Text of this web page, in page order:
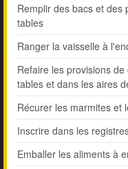
Remplir des bacs et des
tables
Ranger la vaisselle à
Refaire les provisions
tables et dans les aires
Récurer les marmites et
Inscrire dans les
Emballer les aliments à